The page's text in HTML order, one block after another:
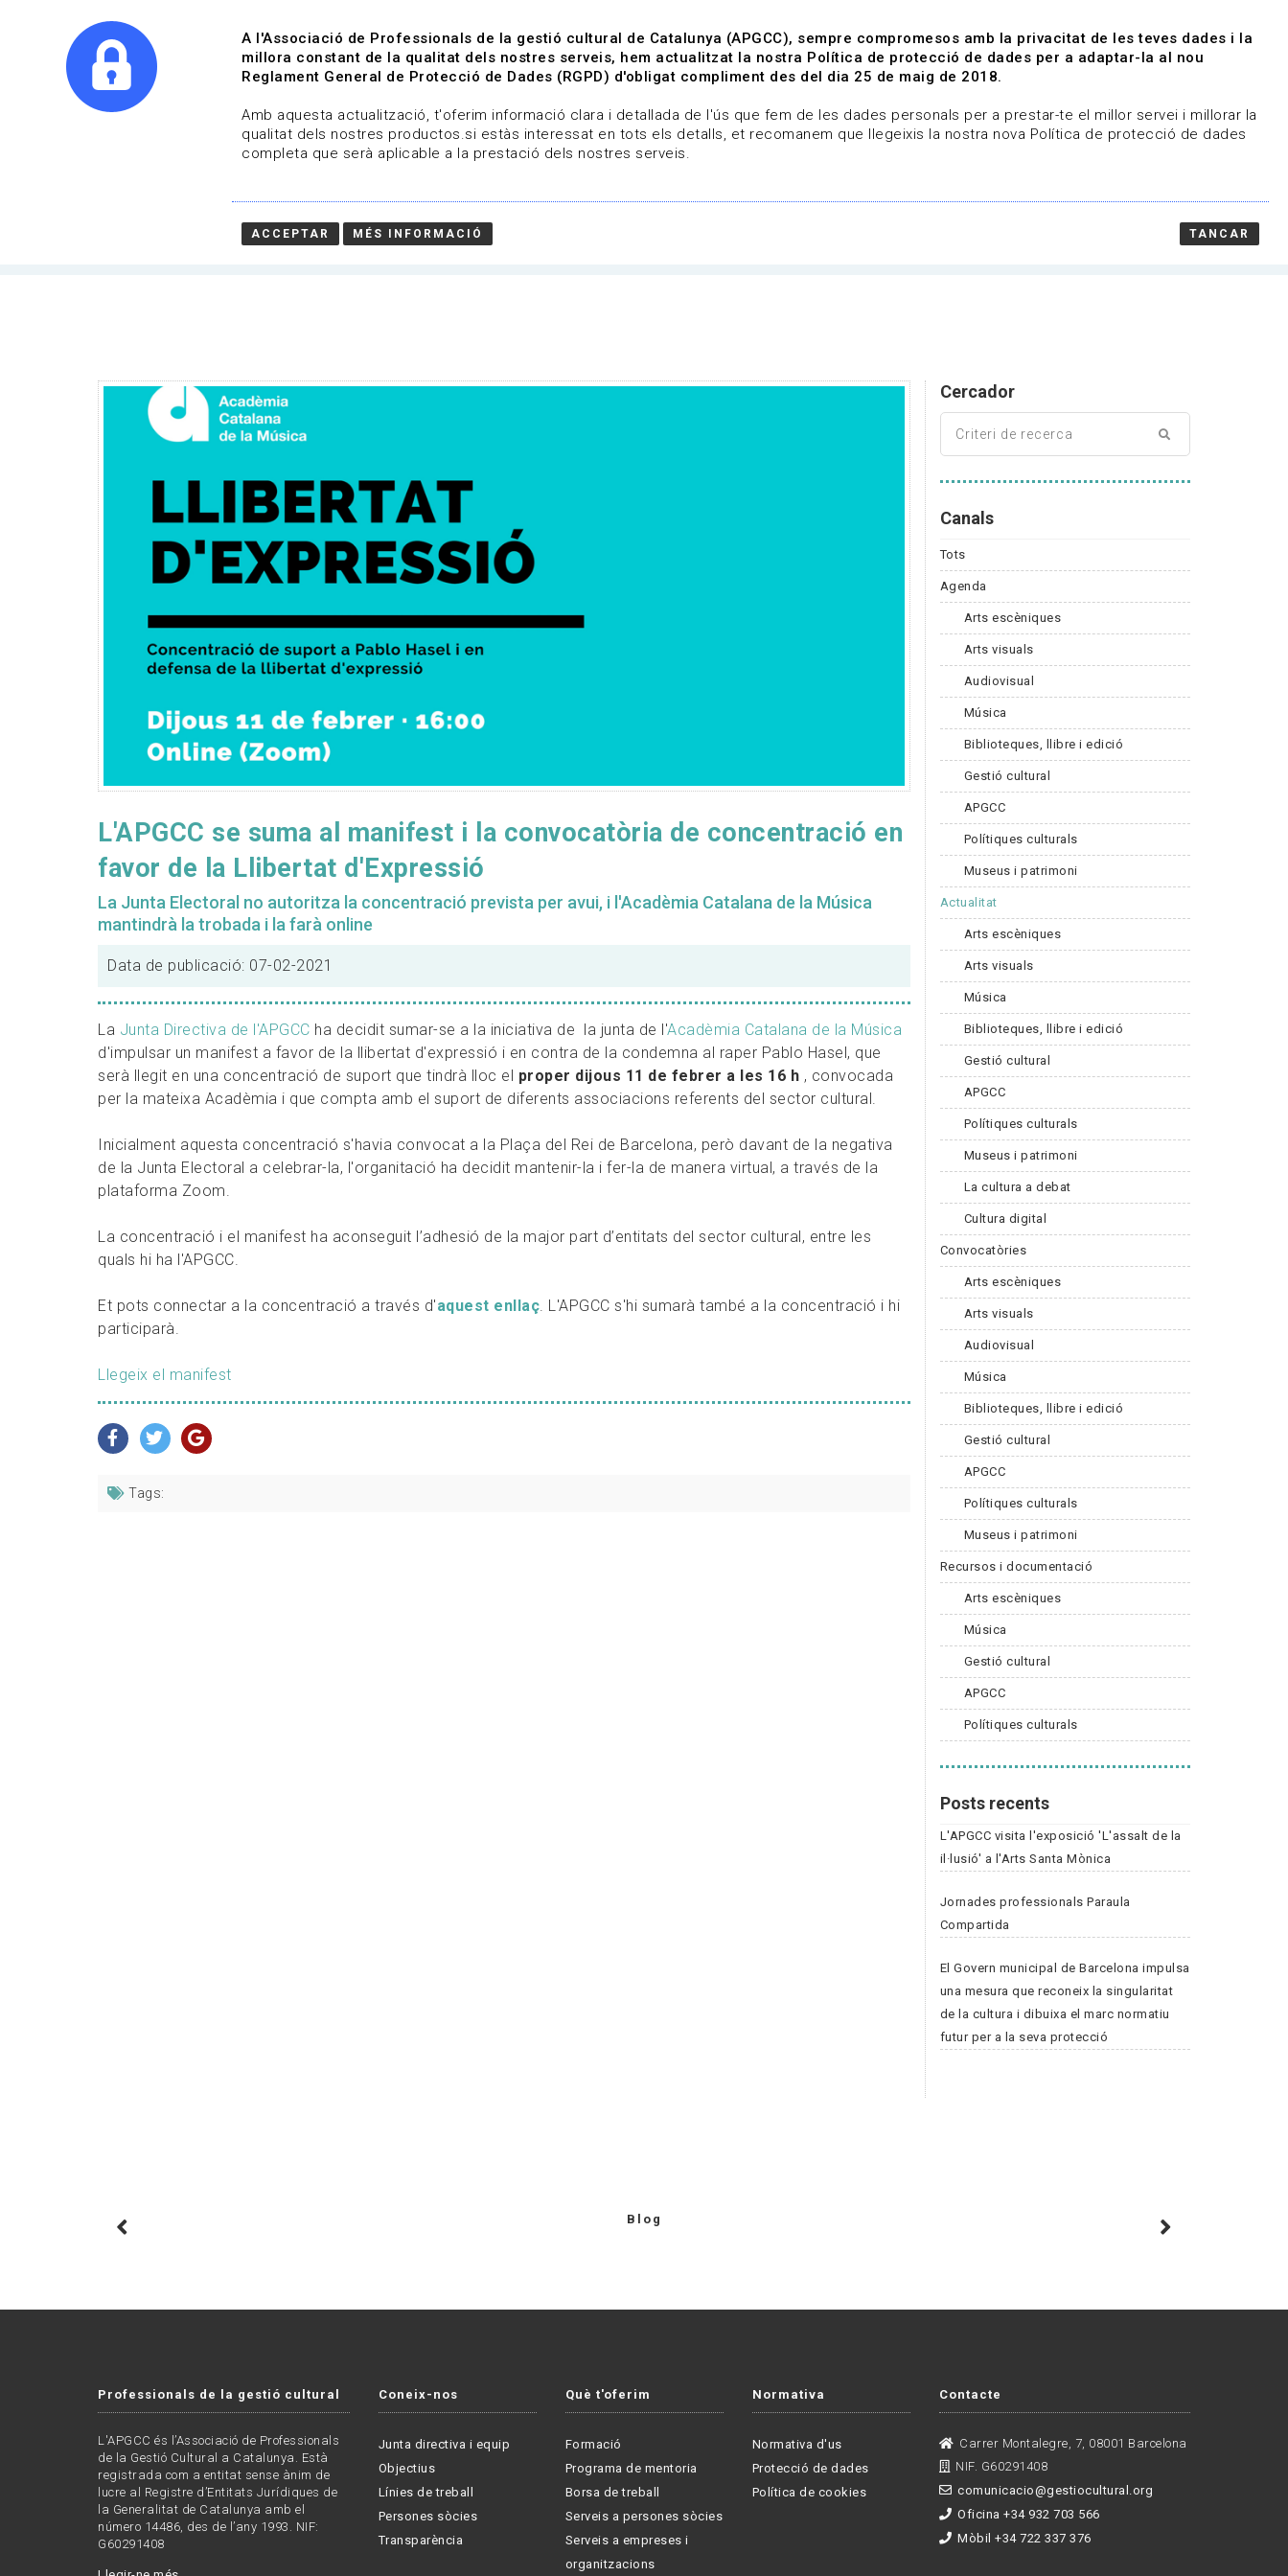
Qui som Línies de treball Projectes Serveis A qui representem Contacte
Actualitat | Música
Data de publicació: 07-02-2021
L'APGCC se suma al manifest i la convocatòria de concentració en
favor de la Llibertat d'Expressió
La Junta Electoral no autoritza la concentració prevista per avui, i l'Acadèmia Catalana de la Música
mantindrà la trobada i la farà online
Data de publicació: 07-02-2021
La Junta Directiva de l'APGCC ha decidit sumar-se a la iniciativa de la junta de l'Acadèmia Catalana de la Música
d'impulsar un manifest a favor de la llibertat d'expressió i en contra de la condemna al raper Pablo Hasel, que
serà llegit en una concentració de suport que tindrà lloc el proper dijous 11 de febrer a les 16 h , convocada
per la mateixa Acadèmia i que compta amb el suport de diferents associacions referents del sector cultural.
Inicialment aquesta concentració s'havia convocat a la Plaça del Rei de Barcelona, però davant de la negativa
de la Junta Electoral a celebrar-la, l'organitació ha decidit mantenir-la i fer-la de manera virtual, a través de la
plataforma Zoom.
La concentració i el manifest ha aconseguit l’adhesió de la major part d’entitats del sector cultural, entre les
quals hi ha l'APGCC.
Et pots connectar a la concentració a través d'aquest enllaç. L'APGCC s'hi sumarà també a la concentració i hi
participarà.
Llegeix el manifest
Tags:
Cercador
Canals
Tots
Agenda
Arts escèniques
Arts visuals
Audiovisual
Música
Biblioteques, llibre i edició
Gestió cultural
APGCC
Polítiques culturals
Museus i patrimoni
Actualitat
Arts escèniques
Arts visuals
Música
Biblioteques, llibre i edició
Gestió cultural
APGCC
Polítiques culturals
Museus i patrimoni
La cultura a debat
Cultura digital
Convocatòries
Arts escèniques
Arts visuals
Audiovisual
Música
Biblioteques, llibre i edició
Gestió cultural
APGCC
Polítiques culturals
Museus i patrimoni
Recursos i documentació
Arts escèniques
Música
Gestió cultural
APGCC
Polítiques culturals
Posts recents
L'APGCC visita l'exposició 'L'assalt de la
il·lusió' a l'Arts Santa Mònica
Jornades professionals Paraula
Compartida
El Govern municipal de Barcelona impulsa
una mesura que reconeix la singularitat
de la cultura i dibuixa el marc normatiu
futur per a la seva protecció
Blog
Professionals de la gestió cultural
L'APGCC és l’Associació de Professionals
de la Gestió Cultural a Catalunya. Està
registrada com a entitat sense ànim de
lucre al Registre d’Entitats Jurídiques de
la Generalitat de Catalunya amb el
número 14486, des de l’any 1993. NIF:
G60291408
Coneix-nos
Junta directiva i equip
Objectius
Línies de treball
Persones sòcies
Transparència
Què t'oferim
Formació
Programa de mentoria
Borsa de treball
Serveis a persones sòcies
Serveis a empreses i
organitzacions
Normativa
Normativa d'us
Protecció de dades
Política de cookies
Contacte
Carrer Montalegre, 7, 08001 Barcelona
NIF. G60291408
comunicacio@gestiocultural.org
Oficina +34 932 703 566
Mòbil +34 722 337 376
A l'Associació de Professionals de la gestió cultural de Catalunya (APGCC), sempre compromesos amb la privacitat de les teves dades i la
millora constant de la qualitat dels nostres serveis, hem actualitzat la nostra Política de protecció de dades per a adaptar-la al nou
Reglament General de Protecció de Dades (RGPD) d'obligat compliment des del dia 25 de maig de 2018.
Amb aquesta actualització, t'oferim informació clara i detallada de l'ús que fem de les dades personals per a prestar-te el millor servei i millorar la
qualitat dels nostres productos.si estàs interessat en tots els detalls, et recomanem que llegeixis la nostra nova Política de protecció de dades
completa que serà aplicable a la prestació dels nostres serveis.
ACCEPTAR MÉS INFORMACIÓ TANCAR